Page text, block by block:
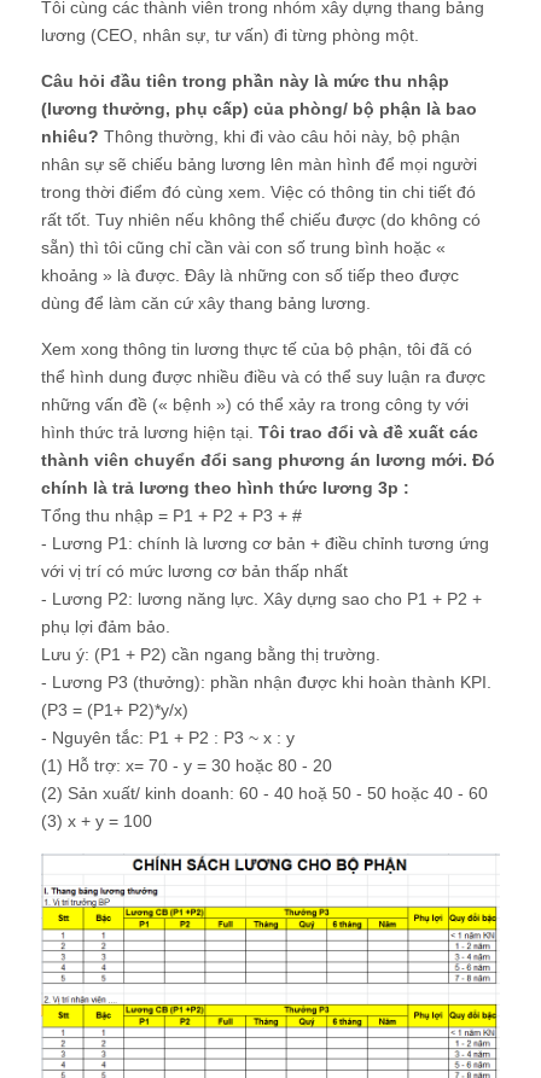
Tôi cùng các thành viên trong nhóm xây dựng thang bảng
lương (CEO, nhân sự, tư vấn) đi từng phòng một.
Câu hỏi đầu tiên trong phần này là mức thu nhập
(lương thưởng, phụ cấp) của phòng/ bộ phận là bao
nhiêu? Thông thường, khi đi vào câu hỏi này, bộ phận
nhân sự sẽ chiếu bảng lương lên màn hình để mọi người
trong thời điểm đó cùng xem. Việc có thông tin chi tiết đó
rất tốt. Tuy nhiên nếu không thể chiếu được (do không có
sẵn) thì tôi cũng chỉ cần vài con số trung bình hoặc «
khoảng » là được. Đây là những con số tiếp theo được
dùng để làm căn cứ xây thang bảng lương.
Xem xong thông tin lương thực tế của bộ phận, tôi đã có
thể hình dung được nhiều điều và có thể suy luận ra được
những vấn đề (« bệnh ») có thể xảy ra trong công ty với
hình thức trả lương hiện tại. Tôi trao đổi và đề xuất các
thành viên chuyển đổi sang phương án lương mới. Đó
chính là trả lương theo hình thức lương 3p :
Tổng thu nhập = P1 + P2 + P3 + #
- Lương P1: chính là lương cơ bản + điều chỉnh tương ứng
với vị trí có mức lương cơ bản thấp nhất
- Lương P2: lương năng lực. Xây dựng sao cho P1 + P2 +
phụ lợi đảm bảo.
Lưu ý: (P1 + P2) cần ngang bằng thị trường.
- Lương P3 (thưởng): phần nhận được khi hoàn thành KPI.
(P3 = (P1+ P2)*y/x)
- Nguyên tắc: P1 + P2 : P3 ~ x : y
(1) Hỗ trợ: x= 70 - y = 30 hoặc 80 - 20
(2) Sản xuất/ kinh doanh: 60 - 40 hoặ 50 - 50 hoặc 40 - 60
(3) x + y = 100